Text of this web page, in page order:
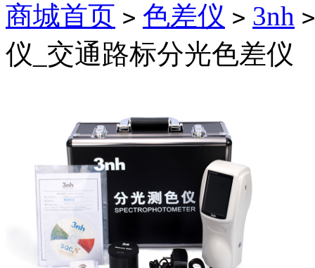
商城首页 > 色差仪 > 3nh >
仪_交通路标分光色差仪